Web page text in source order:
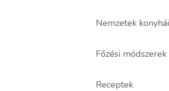
Nemzetek konyhái
Főzési módszerek
Receptek